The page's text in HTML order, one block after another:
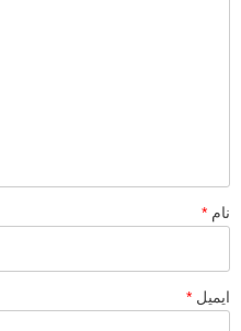
نام *
ایمیل *